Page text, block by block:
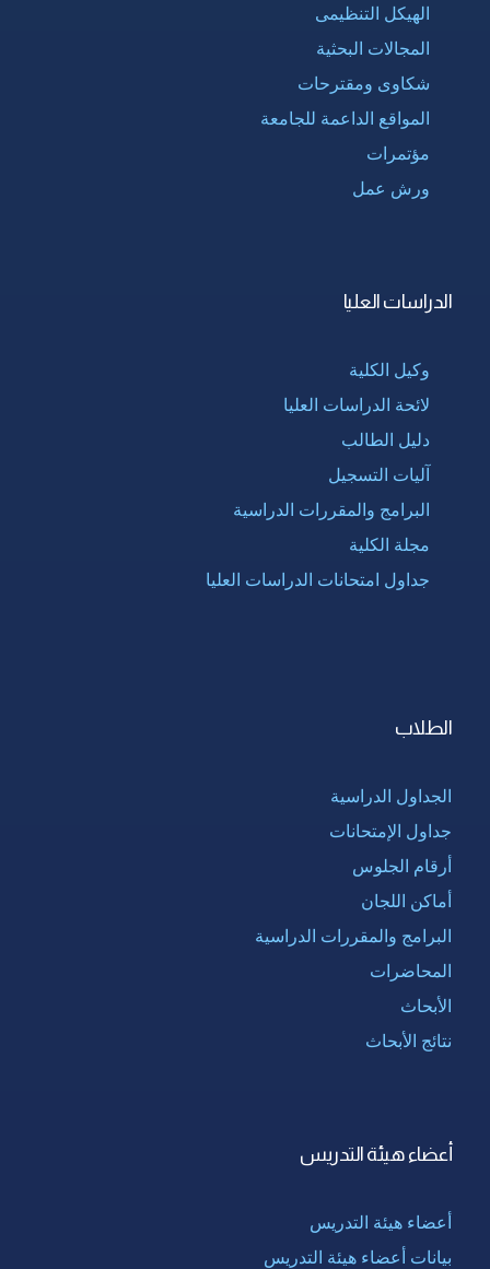
الهيكل التنظيمى
المجالات البحثية
شكاوى ومقترحات
المواقع الداعمة للجامعة
مؤتمرات
ورش عمل
الدراسات العليا
وكيل الكلية
لائحة الدراسات العليا
دليل الطالب
آليات التسجيل
البرامج والمقررات الدراسية
مجلة الكلية
جداول امتحانات الدراسات العليا
الطلاب
الجداول الدراسية
جداول الإمتحانات
أرقام الجلوس
أماكن اللجان
البرامج والمقررات الدراسية
المحاضرات
الأبحاث
نتائج الأبحاث
أعضاء هيئة التدريس
أعضاء هيئة التدريس
بيانات أعضاء هيئة التدريس